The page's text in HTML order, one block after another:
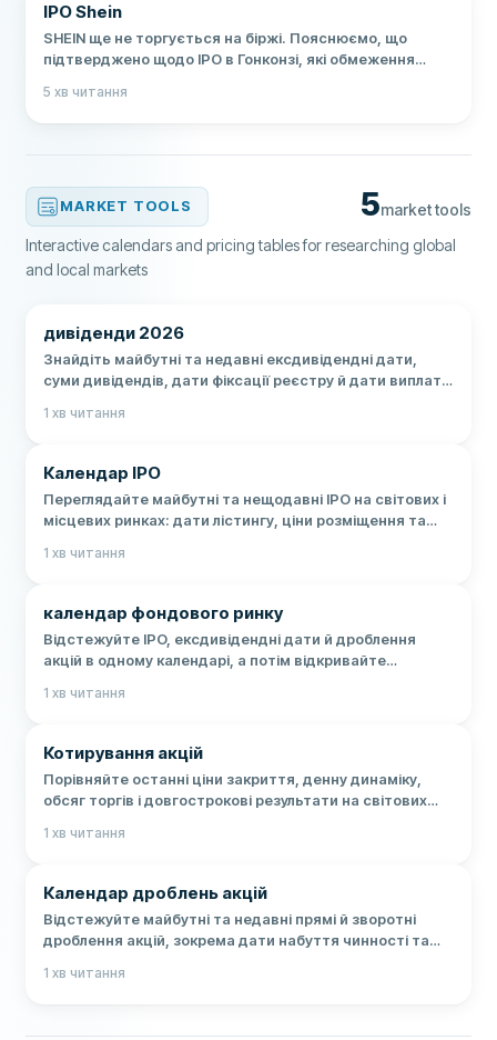
IPO Shein
SHEIN ще не торгується на біржі. Пояснюємо, що
підтверджено щодо IPO в Гонконзі, які обмеження
майбутньою купівлею.
5 хв читання
MARKET TOOLS 5market tools
Interactive calendars and pricing tables for researching global
and local markets
дивіденди 2026
Знайдіть майбутні та недавні ексдивідендні дати,
суми дивідендів, дати фіксації реєстру й дати виплат
1 хв читання
Календар IPO
Переглядайте майбутні та нещодавні IPO на світових і
місцевих ринках: дати лістингу, ціни розміщення та
1 хв читання
календар фондового ринку
Відстежуйте IPO, ексдивідендні дати й дроблення
акцій в одному календарі, а потім відкривайте
події.
1 хв читання
Котирування акцій
Порівняйте останні ціни закриття, денну динаміку,
обсяг торгів і довгострокові результати на світових
1 хв читання
Календар дроблень акцій
Відстежуйте майбутні та недавні прямі й зворотні
дроблення акцій, зокрема дати набуття чинності та
1 хв читання